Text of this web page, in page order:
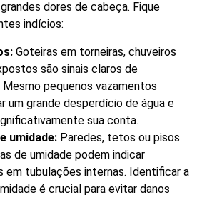
dores de cabeça. Fique
indícios:
Goteiras em torneiras, chuveiros
são sinais claros de
pequenos vazamentos
um grande desperdício de água e
sua conta.
umidade: Paredes, tetos ou pisos
de umidade podem indicar
em tubulações internas. Identificar a
é crucial para evitar danos